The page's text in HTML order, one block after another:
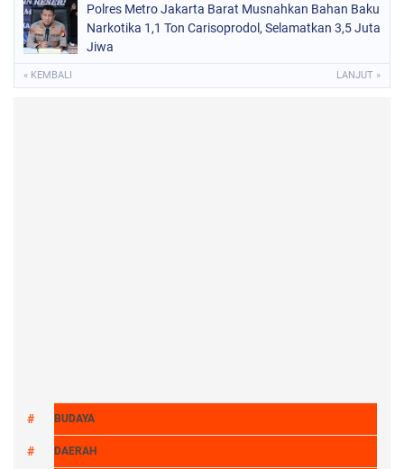
Polres Metro Jakarta Barat Musnahkan Bahan Baku
Narkotika 1,1 Ton Carisoprodol, Selamatkan 3,5 Juta
Jiwa
« KEMBALI LANJUT »
BUDAYA
DAERAH